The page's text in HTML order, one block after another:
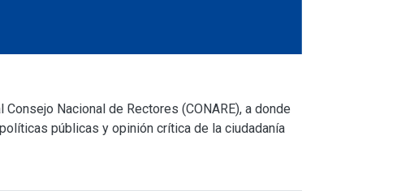
Nacional de Rectores (CONARE), a donde
públicas y opinión crítica de la ciudadanía